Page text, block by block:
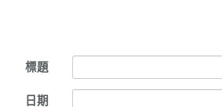
標題
日期